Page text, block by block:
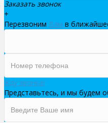
Заказать звонок
+
Перезвоним Вам в
Жду звонка!
Представьтесь, и мы будем